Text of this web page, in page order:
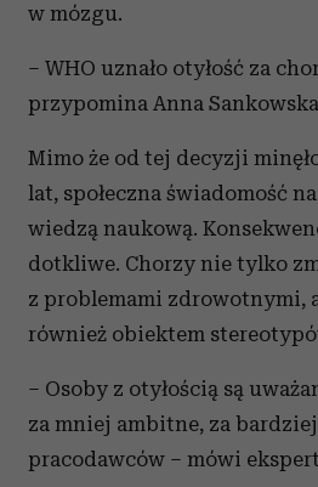
w mózgu.
– WHO uznało otyłość za
przypomina Anna
Mimo że od tej decyzji
lat, społeczna świadomość
wiedzą naukową.
dotkliwe. Chorzy nie tylko
z problemami zdrowotnymi,
również obiektem
– Osoby z otyłością są
za mniej ambitne, za
pracodawców – mówi